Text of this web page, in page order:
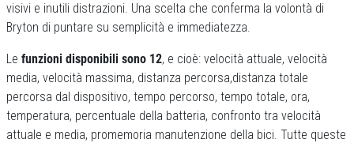
visivi e inutili distrazioni. Una scelta che conferma la volontà di
Bryton di puntare su semplicità e immediatezza.
Le funzioni disponibili sono 12, e cioè: velocità attuale, velocità
media, velocità massima, distanza percorsa,distanza totale
percorsa dal dispositivo, tempo percorso, tempo totale, ora,
temperatura, percentuale della batteria, confronto tra velocità
attuale e media, promemoria manutenzione della bici. Tutte queste